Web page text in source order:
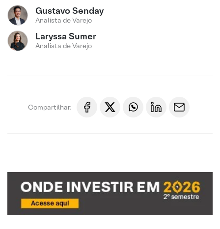
Gustavo Senday
Analista de Varejo
Laryssa Sumer
Analista de Varejo
Compartilhar: